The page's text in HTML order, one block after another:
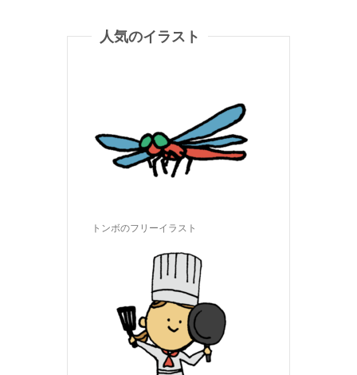
人気のイラスト
トンボのフリーイラスト